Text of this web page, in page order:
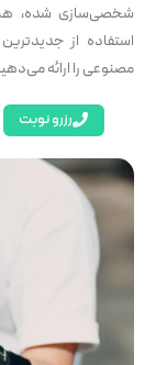
شخصی‌سازی شده،
استفاده از
مصنوعی را ارائه
رزرو نوبت